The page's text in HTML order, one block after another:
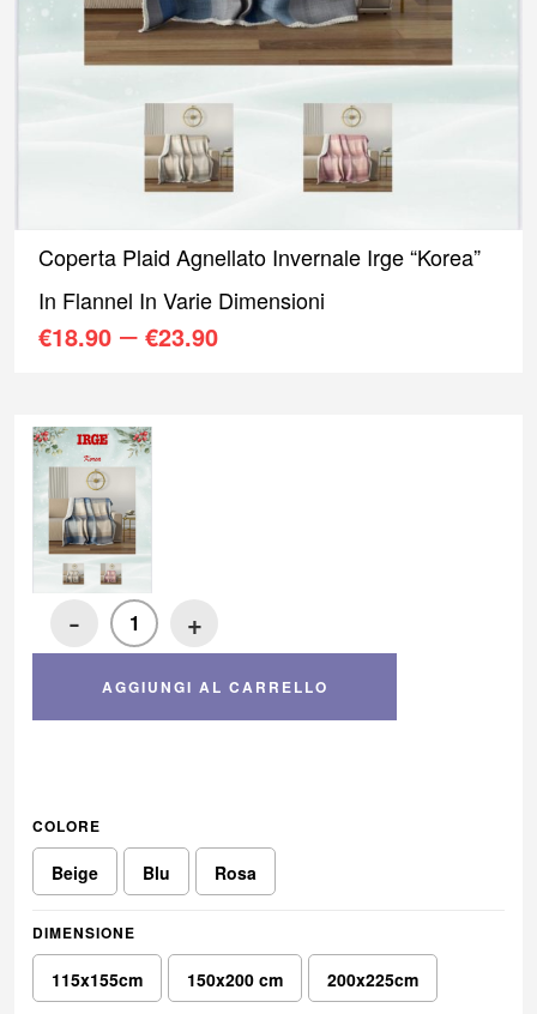
Coperta Plaid Agnellato Invernale Irge “Korea”
In Flannel In Varie Dimensioni
€18.90 – €23.90
- +
AGGIUNGI AL CARRELLO
COLORE
Beige Blu Rosa
DIMENSIONE
115x155cm 150x200 cm 200x225cm